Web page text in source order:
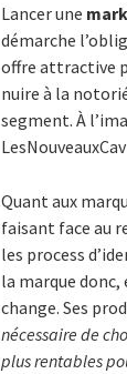
Lancer une
démarche
offre attractive
nuire à la
segment. À
Quant aux
faisant face au
les process
la marque
change. Ses
nécessaire de
plus rentables